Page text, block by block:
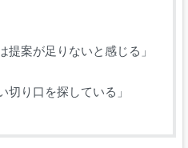
提案が足りないと感じる」
切り口を探している」